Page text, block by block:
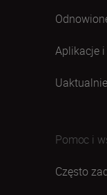
Aplikacje
Pomoc i
Często